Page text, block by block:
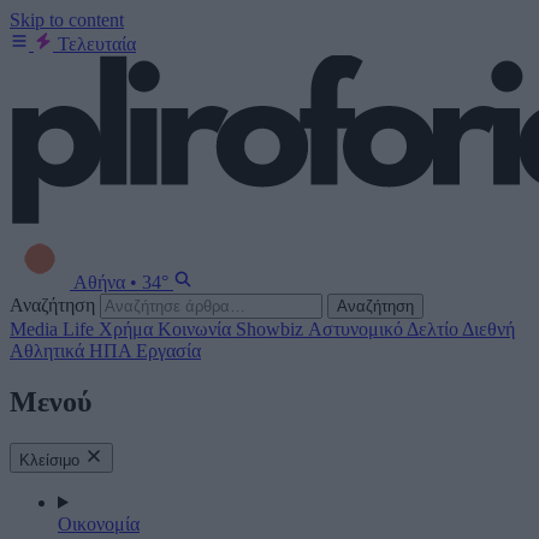
Skip to content
Τελευταία
Αθήνα • 34°
Αναζήτηση
Αναζήτηση
Media Life Χρήμα Κοινωνία Showbiz Αστυνομικό Δελτίο Διεθνή
Αθλητικά ΗΠΑ Εργασία
Μενού
Κλείσιμο
Οικονομία